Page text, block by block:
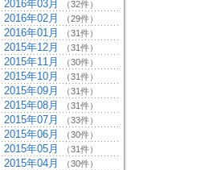
2016年03月 （32件）
2016年02月 （29件）
2016年01月 （31件）
2015年12月 （31件）
2015年11月 （30件）
2015年10月 （31件）
2015年09月 （31件）
2015年08月 （31件）
2015年07月 （33件）
2015年06月 （30件）
2015年05月 （31件）
2015年04月 （30件）